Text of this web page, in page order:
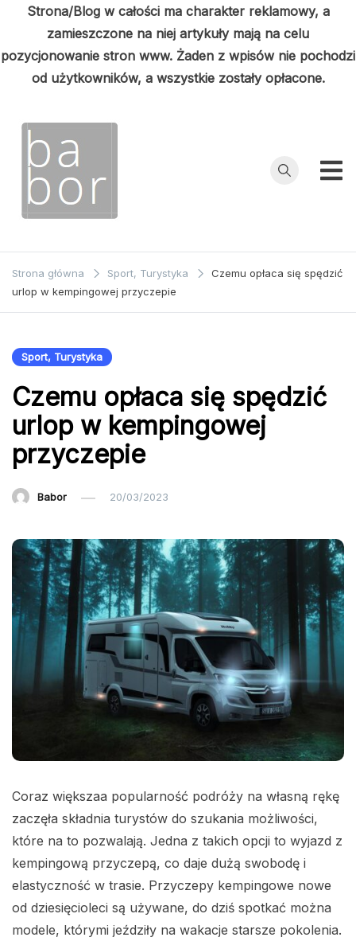
Strona/Blog w całości ma charakter reklamowy, a
zamieszczone na niej artykuły mają na celu
pozycjonowanie stron www. Żaden z wpisów nie pochodzi
od użytkowników, a wszystkie zostały opłacone.
treści
Babor
Strona główna Sport, Turystyka
Czemu opłaca się spędzić
urlop w kempingowej przyczepie
Sport, Turystyka
Czemu opłaca się spędzić
urlop w kempingowej
przyczepie
Babor 20/03/2023
Coraz większaa popularność podróży na własną rękę
zaczęła składnia turystów do szukania możliwości,
które na to pozwalają. Jedna z takich opcji to wyjazd z
kempingową przyczepą, co daje dużą swobodę i
elastyczność w trasie. Przyczepy kempingowe nowe
od dziesięcioleci są używane, do dziś spotkać można
modele, którymi jeździły na wakacje starsze pokolenia.